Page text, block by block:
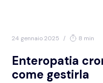
24 gennaio 2025 / 8 min
Enteropatia
come gestirla